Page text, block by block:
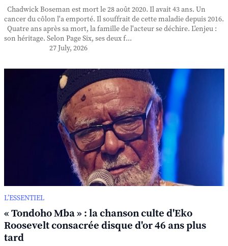
Chadwick Boseman est mort le 28 août 2020. Il avait 43 ans. Un
cancer du côlon l'a emporté. Il souffrait de cette maladie depuis 2016.
Quatre ans après sa mort, la famille de l'acteur se déchire. L'enjeu :
son héritage. Selon Page Six, ses deux f...
27 July, 2026
L’ESSENTIEL
« Tondoho Mba » : la chanson culte d'Eko
Roosevelt consacrée disque d'or 46 ans plus
tard